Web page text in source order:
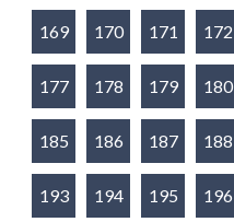
169 170 171 172
177 178 179 180
185 186 187 188
193 194 195 196